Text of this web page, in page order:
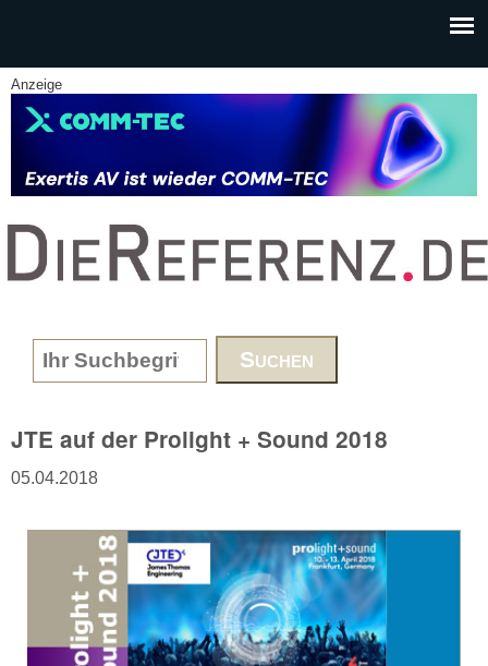
Anzeige
www.DieReferenz.de
Search form
JTE auf der Prolight + Sound 2018
05.04.2018